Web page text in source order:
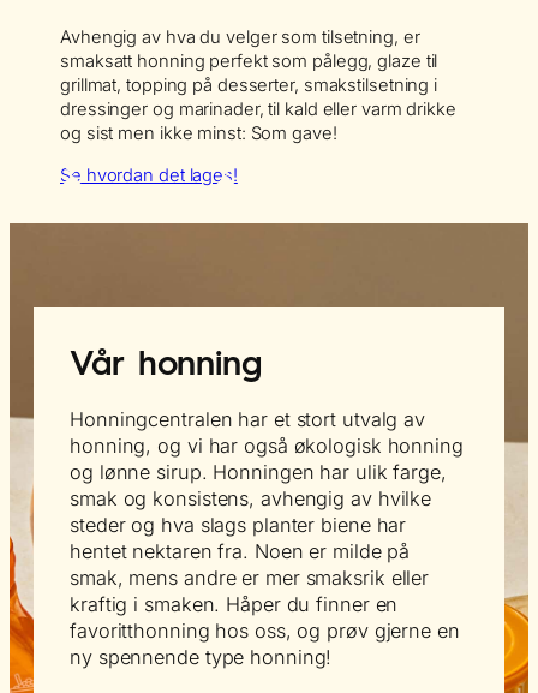
Avhengig av hva du velger som tilsetning, er
smaksatt honning perfekt som pålegg, glaze til
grillmat, topping på desserter, smakstilsetning i
dressinger og marinader, til kald eller varm drikke
og sist men ikke minst: Som gave!
Se hvordan det lages!
Vår honning
Honningcentralen har et stort utvalg av
honning, og vi har også økologisk honning
og lønne sirup. Honningen har ulik farge,
smak og konsistens, avhengig av hvilke
steder og hva slags planter biene har
hentet nektaren fra. Noen er milde på
smak, mens andre er mer smaksrik eller
kraftig i smaken. Håper du finner en
favoritthonning hos oss, og prøv gjerne en
ny spennende type honning!